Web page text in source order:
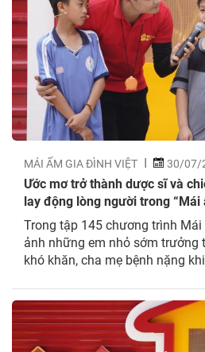
MÁI ẤM GIA ĐÌNH VIỆT 30/07/
Ước mơ trở thành dược sĩ và
lay động lòng người trong “Mái
Trong tập 145 chương trình
ảnh những em nhỏ sớm trưởng
khó khăn, cha mẹ bệnh nặng
cảm phục, vừa xót xa. Cha bị
một...